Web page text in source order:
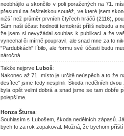
neobhájilo a skončilo v poli poražených na 71.
přesunul na řešitelskou soutěž, ve které jsem
nižší než průměr prvních čtyřech hráčů (2116),
Sám naši účast hodnotit tentokrát příliš nebudu a
že jsem si nevyžádal souhlas k publikaci a že
vynechal či mírně poupravil, ale snad mne za to
"Pardubkách" líbilo, ale formu své účasti budu
náročná.
Takže nejprve Luboš:
Nakonec až 71. místo je určitě neúspěch a to že
desítce" jsme tedy nesplnili. Škoda nedělních
byla opět velmi dobrá a snad jsme se tam dobře
polepšíme.
Honza Štursa:
Souhlasím s Lubošem, škoda nedělních zápasů.
bych to za rok zopakoval. Možná, že bychom